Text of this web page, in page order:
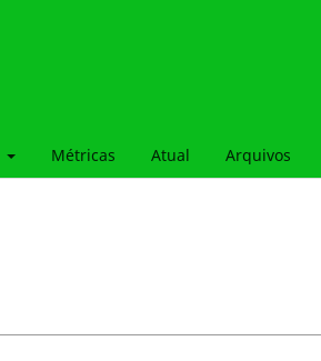
Métricas Atual Arquivos